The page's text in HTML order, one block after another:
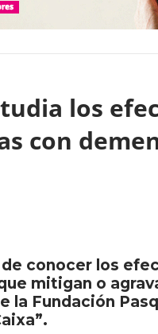
los
con
conocer los
mitigan o
la Fundación